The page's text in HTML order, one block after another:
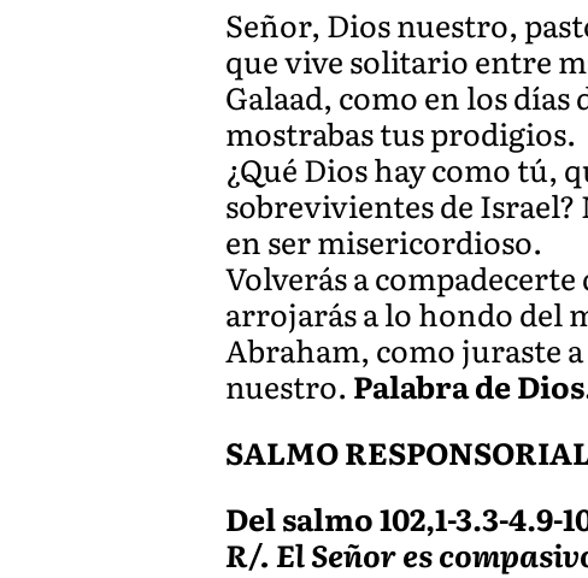
Señor, Dios nuestro,
que vive solitario entre
Galaad, como en los
mostrabas tus prodigios.
¿Qué Dios hay como tú,
sobrevivientes de
en ser misericordioso.
Volverás a
arrojarás a lo hondo del
Abraham, como juraste
nuestro. Palabra de
SALMO
Del salmo 102,1-3.3-4.9-
R/. El Señor es